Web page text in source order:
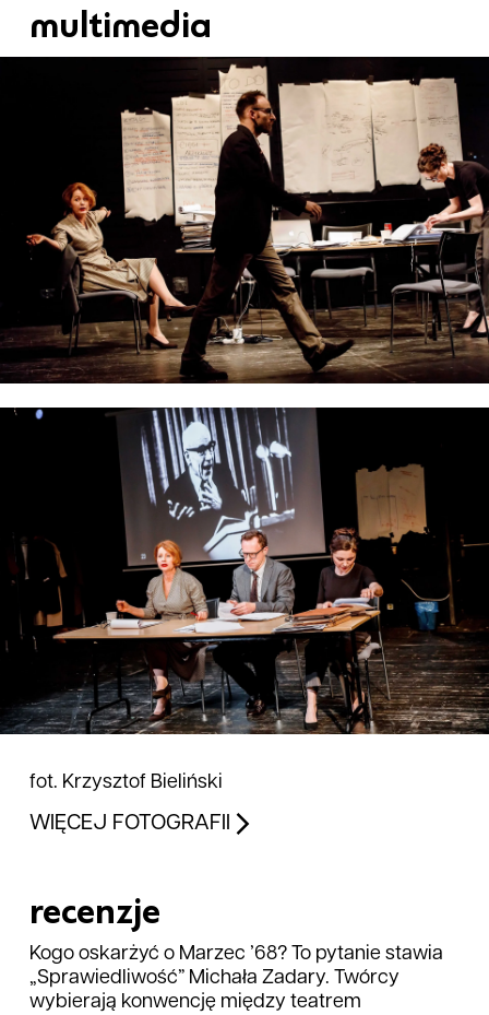
multimedia
fot. Krzysztof Bieliński
WIĘCEJ FOTOGRAFII
recenzje
Kogo oskarżyć o Marzec ’68? To pytanie stawia
„Sprawiedliwość” Michała Zadary. Twórcy
wybierają konwencję między teatrem